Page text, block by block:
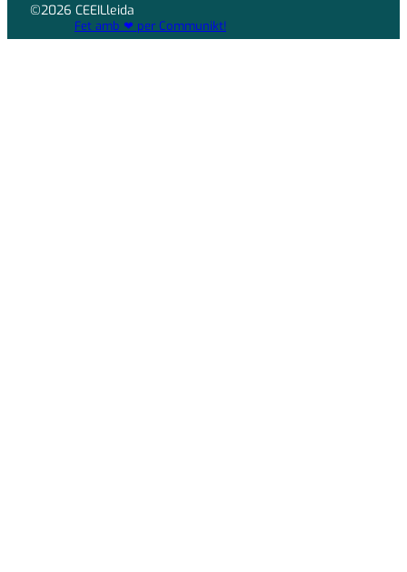
©2026 CEEILleida
Fet amb ❤ per Communikt!